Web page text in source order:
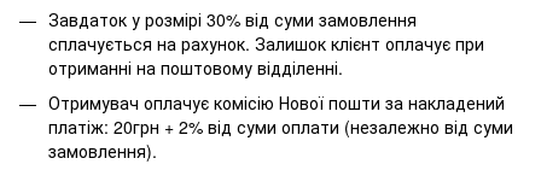
Завдаток у розмірі 30% від суми замовлення
сплачується на рахунок. Залишок клієнт оплачує при
отриманні на поштовому відділенні.
Отримувач оплачує комісію Нової пошти за накладений
платіж: 20грн + 2% від суми оплати (незалежно від суми
замовлення).